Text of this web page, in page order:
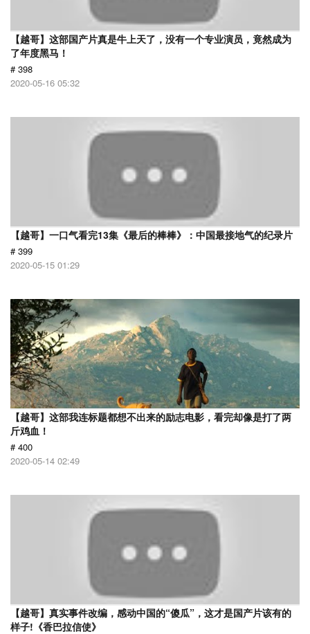
【越哥】这部国产片真是牛上天了，没有一个专业演员，竟然成为
了年度黑马！
# 398
2020-05-16 05:32
【越哥】一口气看完13集《最后的棒棒》：中国最接地气的纪录片
# 399
2020-05-15 01:29
【越哥】这部我连标题都想不出来的励志电影，看完却像是打了两
斤鸡血！
# 400
2020-05-14 02:49
【越哥】真实事件改编，感动中国的“傻瓜”，这才是国产片该有的
样子!《香巴拉信使》